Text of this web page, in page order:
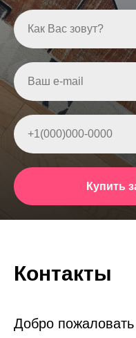
Как Вас зовут?
Ваш e-mail
+1(000)000-0000
Купить
Контакты
Добро